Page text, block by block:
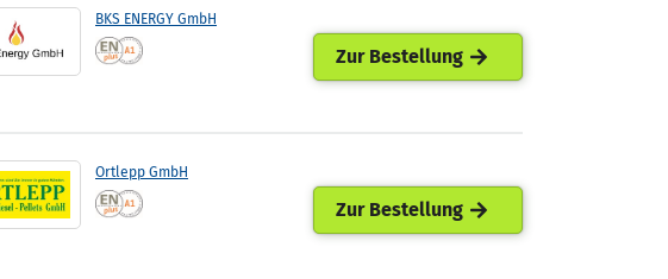
BKS ENERGY GmbH
Zur Bestellung
Ortlepp GmbH
Zur Bestellung